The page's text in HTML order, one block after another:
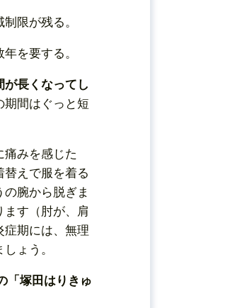
限が残る。
を要する。
が長くなってし
期間はぐっと短
痛みを感じた
替えで服を着る
腕から脱ぎま
ます（肘が、肩
症期には、無理
ょう。
「塚田はりきゅ